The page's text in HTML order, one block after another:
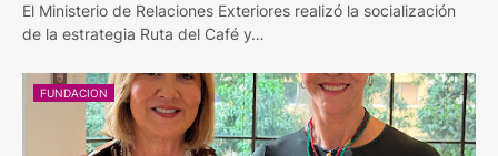
El Ministerio de Relaciones Exteriores realizó la socialización
de la estrategia Ruta del Café y…
FUNDACION